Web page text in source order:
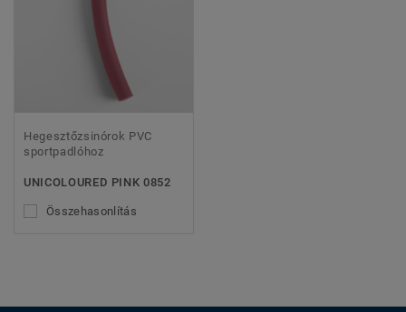
Hegesztőzsinórok PVC
sportpadlóhoz
UNICOLOURED PINK 0852
Összehasonlítás